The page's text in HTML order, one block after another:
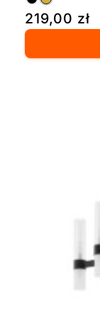
219,00 zł